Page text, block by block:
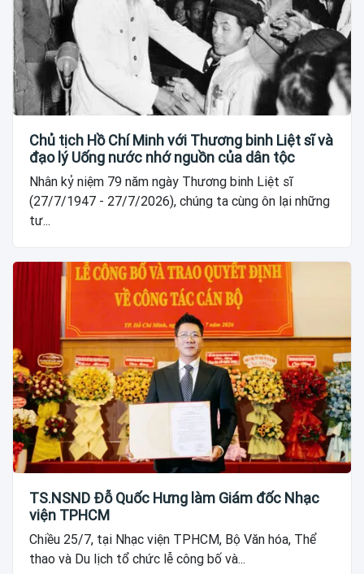
Chủ tịch Hồ Chí Minh với Thương binh Liệt sĩ và
đạo lý Uống nước nhớ nguồn của dân tộc
Nhân kỷ niệm 79 năm ngày Thương binh Liệt sĩ
(27/7/1947 - 27/7/2026), chúng ta cùng ôn lại những
tư...
TS.NSND Đỗ Quốc Hưng làm Giám đốc Nhạc
viện TPHCM
Chiều 25/7, tại Nhạc viện TPHCM, Bộ Văn hóa, Thể
thao và Du lịch tổ chức lễ công bố và...